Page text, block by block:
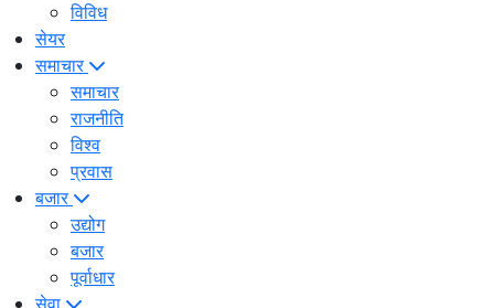
विविध
सेयर
समाचार
समाचार
राजनीति
विश्व
प्रवास
बजार
उद्योग
बजार
पूर्वाधार